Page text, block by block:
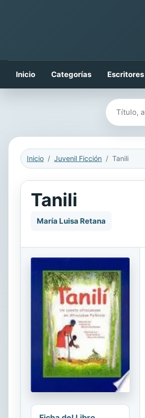
Inicio Categorías Escritores
Buscar
Inicio Juvenil Ficción Tanili
Tanili
María Luisa Retana